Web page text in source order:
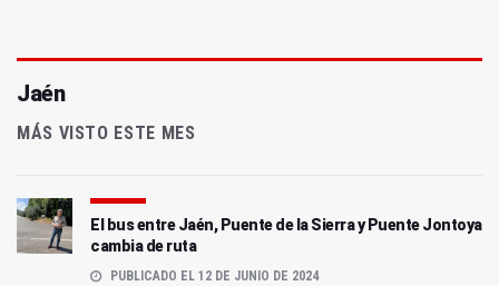
Jaén
MÁS VISTO ESTE MES
El bus entre Jaén, Puente de la Sierra y Puente Jontoya
cambia de ruta
PUBLICADO EL 12 DE JUNIO DE 2024